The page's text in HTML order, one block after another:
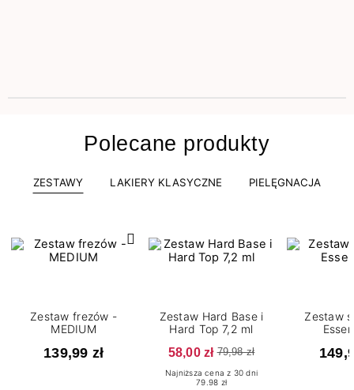
Polecane produkty
ZESTAWY LAKIERY KLASYCZNE PIELĘGNACJA
Zestaw frezów -
MEDIUM
139,99 zł
Zestaw Hard Base i
Hard Top 7,2 ml
58,00 zł 79,98 zł
Najniższa cena z 30 dni
79.98 zł
Zestaw